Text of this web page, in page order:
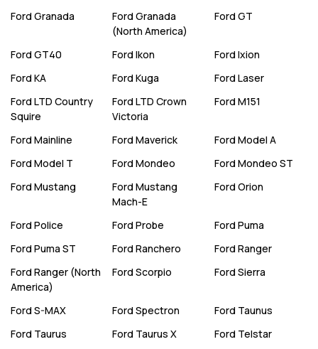
Ford Granada Ford Granada
(North America)
Ford GT
Ford GT40 Ford Ikon Ford Ixion
Ford KA Ford Kuga Ford Laser
Ford LTD Country
Squire
Ford LTD Crown
Victoria
Ford M151
Ford Mainline Ford Maverick Ford Model A
Ford Model T Ford Mondeo Ford Mondeo ST
Ford Mustang Ford Mustang
Mach-E
Ford Orion
Ford Police Ford Probe Ford Puma
Ford Puma ST Ford Ranchero Ford Ranger
Ford Ranger (North
America)
Ford Scorpio Ford Sierra
Ford S-MAX Ford Spectron Ford Taunus
Ford Taurus Ford Taurus X Ford Telstar